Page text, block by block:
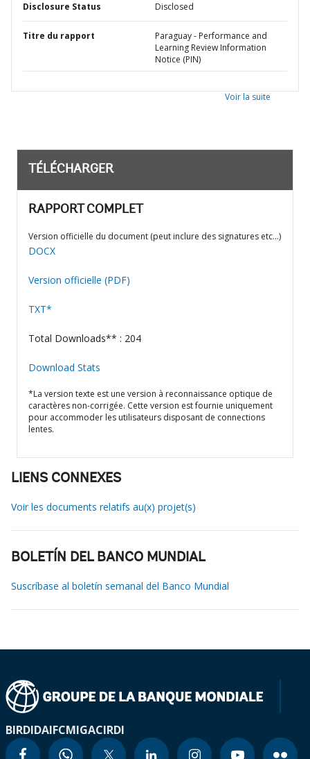
Disclosure Status Disclosed
Titre du rapport
Paraguay - Performance and
Learning Review Information
Notice (PIN)
Voir la suite
TÉLÉCHARGER
RAPPORT COMPLET
Version officielle du document (peut inclure des signatures etc…)
DOCX
Version officielle (PDF)
TXT*
Total Downloads** : 204
Download Stats
*La version texte est une version à reconnaissance optique de
caractères non-corrigée. Cette version est fournie uniquement
pour accommoder les utilisateurs disposant de connections
lentes.
LIENS CONNEXES
Voir les documents relatifs au(x) projet(s)
BOLETÍN DEL BANCO MUNDIAL
Suscríbase al boletín semanal del Banco Mundial
BIRDIDAIFCMIGACIRDI